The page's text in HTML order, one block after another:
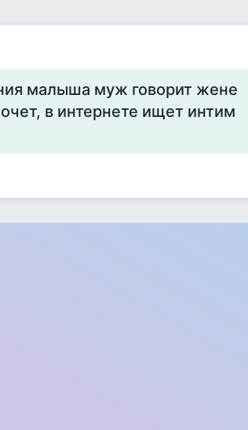
малыша муж говорит жене
в интернете ищет интим